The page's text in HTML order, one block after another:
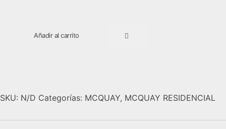
Añadir al carrito
SKU: N/D Categorías: MCQUAY, MCQUAY RESIDENCIAL